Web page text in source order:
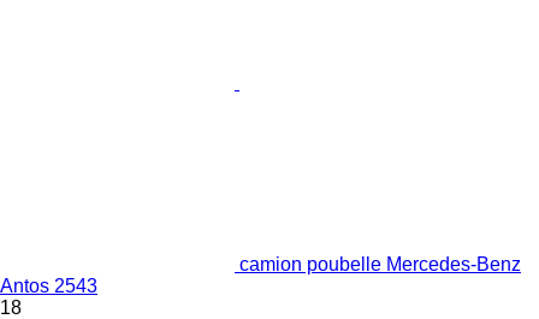
camion poubelle Mercedes-Benz
Antos 2543
18